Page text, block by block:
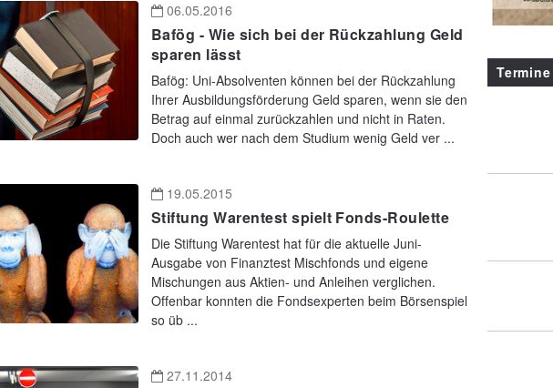
06.05.2016
Bafög - Wie sich bei der Rückzahlung Geld
sparen lässt
Bafög: Uni-Absolventen können bei der Rückzahlung
Ihrer Ausbildungsförderung Geld sparen, wenn sie den
Betrag auf einmal zurückzahlen und nicht in Raten.
Doch auch wer nach dem Studium wenig Geld ver ...
19.05.2015
Stiftung Warentest spielt Fonds-Roulette
Die Stiftung Warentest hat für die aktuelle Juni-
Ausgabe von Finanztest Mischfonds und eigene
Mischungen aus Aktien- und Anleihen verglichen.
Offenbar konnten die Fondsexperten beim Börsenspiel
so üb ...
27.11.2014
Termine